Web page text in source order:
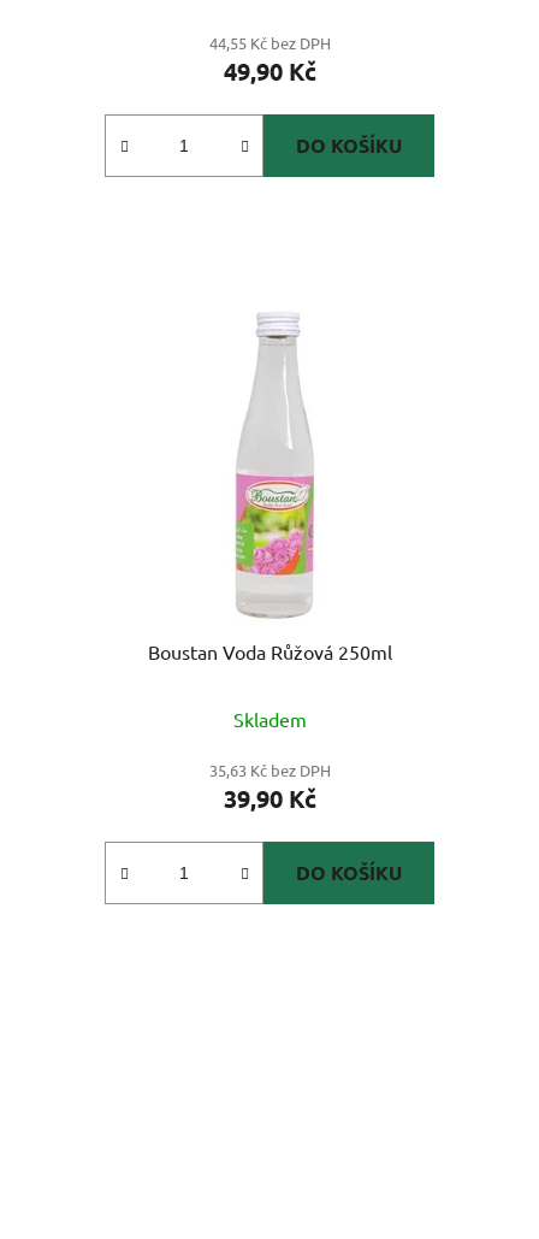
44,55 Kč bez DPH
49,90 Kč
DO KOŠÍKU
Boustan Voda Růžová 250ml
Skladem
35,63 Kč bez DPH
39,90 Kč
DO KOŠÍKU